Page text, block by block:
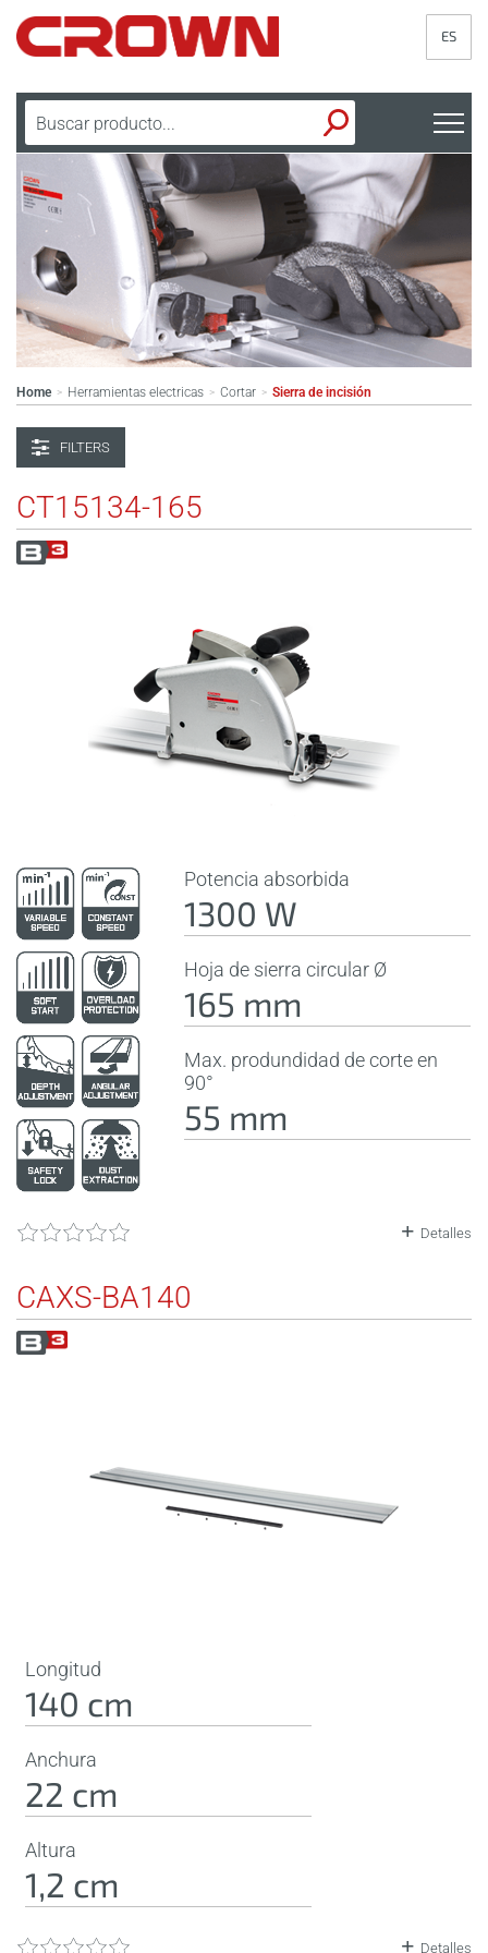
ES
Home > Herramientas electricas > Cortar > Sierra de incisión
FILTERS
CT15134-165
Potencia absorbida
1300 W
Hoja de sierra circular Ø
165 mm
Max. produndidad de corte en
90°
55 mm
Detalles
CAXS-BA140
Longitud
140 cm
Anchura
22 cm
Altura
1,2 cm
Detalles